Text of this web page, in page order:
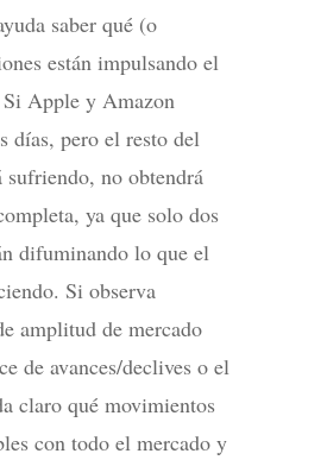
saber qué (o
están impulsando el
Apple y Amazon
días, pero el resto del
sufriendo, no obtendrá
ya que solo dos
difuminando lo que el
Si observa
amplitud de mercado
de avances/declives o el
claro qué movimientos
con todo el mercado y